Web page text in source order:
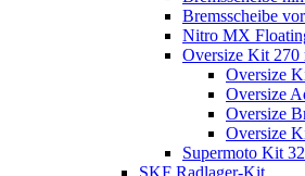
Bremsscheibe
Nitro MX
Oversize Kit 270
Oversize
Oversize
Oversize
Oversize
Supermoto Kit
SKF Radlager-Kit